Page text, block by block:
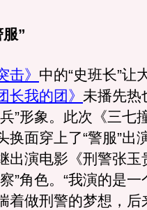
”
击》 中的“史班长”让
长我的团》 未播先热
”形象。此次《三七
换面穿上了“警服”出
出演电影《刑警张玉
”角色。“我演的是一
着做刑警的梦想，后